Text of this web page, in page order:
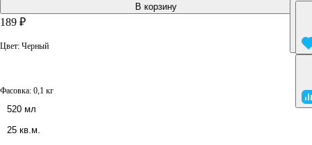
В корзину
189 ₽
Цвет: Черный
Фасовка: 0,1 кг
520 мл
25 кв.м.